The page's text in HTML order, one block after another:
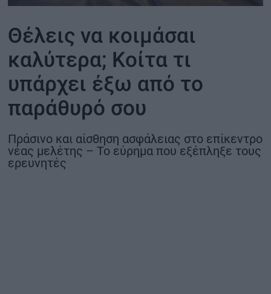
ΟΙΚΟΝΟΜΙΑ - ΕΠΙΧΕΙΡΗΣΕΙΣ
MY PROPERTY
ΚΑΡΑΜΠΟΛΕΣ
ΟΡΟΙ ΧΡΗΣΗΣ
Θέλεις να κοιμάσαι
καλύτερα; Κοίτα τι
υπάρχει έξω από το
παράθυρό σου
Πράσινο και αίσθηση ασφάλειας στο επίκεντρο
νέας μελέτης – Το εύρημα που εξέπληξε τους
ερευνητές